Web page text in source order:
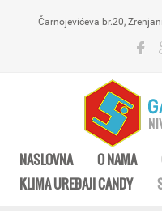
Čarnojevićeva br.20,
NASLOVNA O NAMA
KLIMA UREĐAJI CANDY